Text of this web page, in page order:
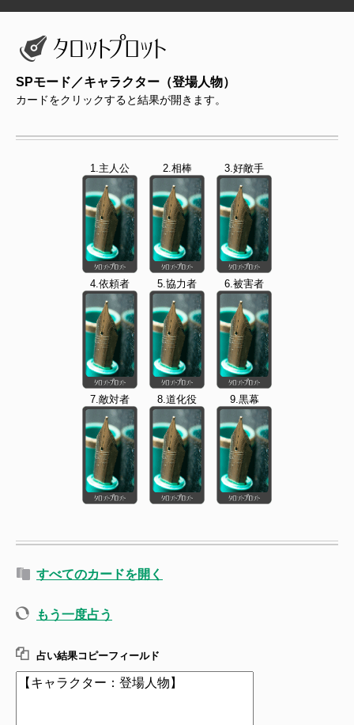
SPモード／キャラクター（登場人物）
カードをクリックすると結果が開きます。
1.主人公 2.相棒 3.好敵手
4.依頼者 5.協力者 6.被害者
7.敵対者 8.道化役 9.黒幕
すべてのカードを開く
もう一度占う
占い結果コピーフィールド